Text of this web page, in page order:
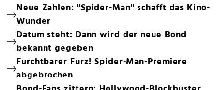
Neue Zahlen: "Spider-Man" schafft das Kino-
Wunder
Datum steht: Dann wird der neue Bond
bekannt gegeben
Furchtbarer Furz! Spider-Man-Premiere
abgebrochen